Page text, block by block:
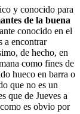
y conocido para
de la buena
conocido en el
a encontrar
de hecho, en
como fines de
hueco en barra o
que no es un
que de Jueves a
es obvio por